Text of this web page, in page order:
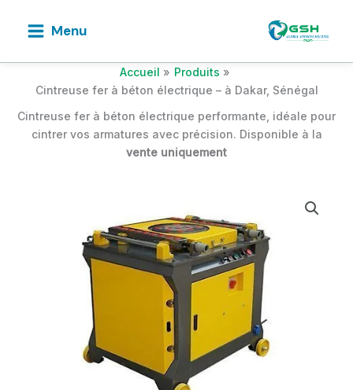
Menu
Accueil
Produits
Cintreuse fer à béton électrique – à Dakar, Sénégal
Cintreuse fer à béton électrique performante, idéale pour
cintrer vos armatures avec précision. Disponible à la
vente uniquement